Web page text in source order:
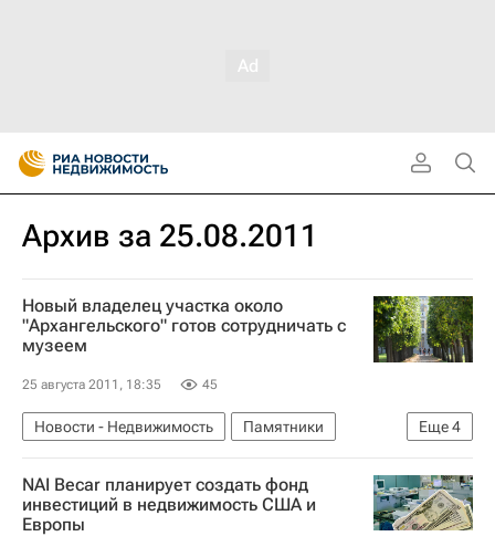
Архив за 25.08.2011
Новый владелец участка около
"Архангельского" готов сотрудничать с
музеем
25 августа 2011, 18:35 45
Еще4
Новости - Недвижимость
Памятники
Архангельское
Городская среда
Московская область (Подмосковье)
Россия
NAI Becar планирует создать фонд
инвестиций в недвижимость США и
Европы